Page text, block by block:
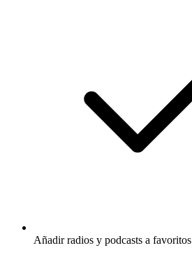
Añadir radios y podcasts a favoritos